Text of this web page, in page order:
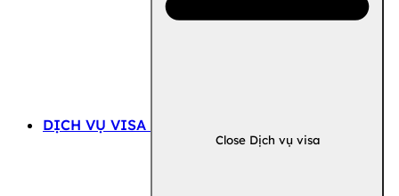
DỊCH VỤ VISA
Close Dịch vụ visa